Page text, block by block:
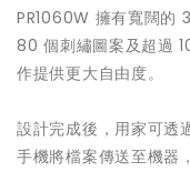
PR1060W 擁有寬闊
80 個刺繡圖案及超過
作提供更大自由度。
設計完成後，用家可透
手機將檔案傳送至機器